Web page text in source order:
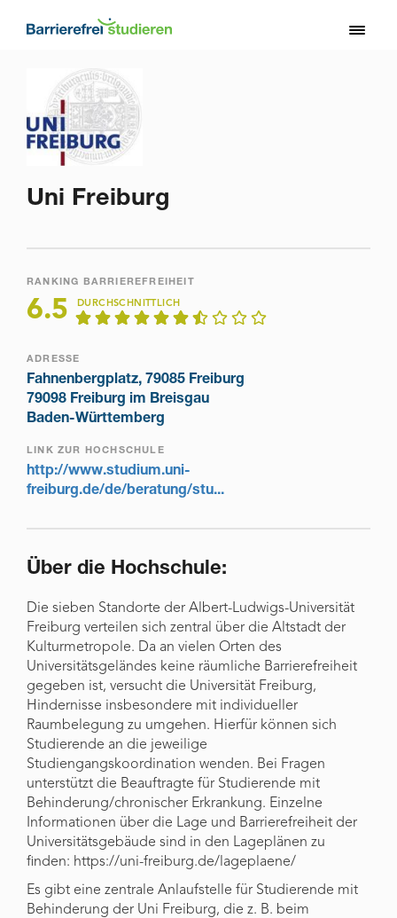
Uni Freiburg
RANKING BARRIEREFREIHEIT
6.5 DURCHSCHNITTLICH
ADRESSE
Fahnenbergplatz, 79085 Freiburg
79098 Freiburg im Breisgau
Baden-Württemberg
LINK ZUR HOCHSCHULE
http://www.studium.uni-
freiburg.de/de/beratung/stu...
Über die Hochschule:
Die sieben Standorte der Albert-Ludwigs-Universität
Freiburg verteilen sich zentral über die Altstadt der
Kulturmetropole. Da an vielen Orten des
Universitätsgeländes keine räumliche Barrierefreiheit
gegeben ist, versucht die Universität Freiburg,
Hindernisse insbesondere mit individueller
Raumbelegung zu umgehen. Hierfür können sich
Studierende an die jeweilige
Studiengangskoordination wenden. Bei Fragen
unterstützt die Beauftragte für Studierende mit
Behinderung/chronischer Erkrankung. Einzelne
Informationen über die Lage und Barrierefreiheit der
Universitätsgebäude sind in den Lageplänen zu
finden: https://uni-freiburg.de/lageplaene/
Es gibt eine zentrale Anlaufstelle für Studierende mit
Behinderung der Uni Freiburg, die z. B. beim